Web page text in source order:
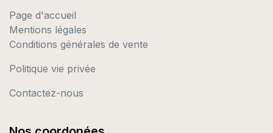
Page d'accueil
Mentions légales
Conditions générales de vente
Politique vie privée
Contactez-nous